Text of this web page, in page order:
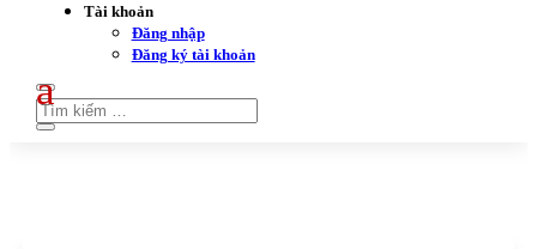
Tài khoản
Đăng nhập
Đăng ký tài khoản